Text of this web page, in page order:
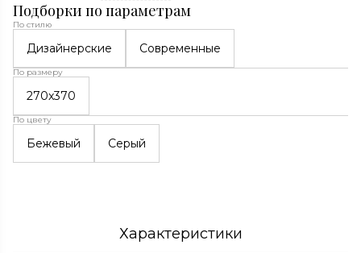
Подборки по параметрам
По стилю
Дизайнерские Современные
По размеру
270x370
По цвету
Бежевый Серый
Характеристики